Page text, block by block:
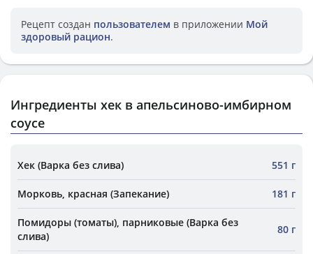
Рецепт создан пользователем в приложении Мой
здоровый рацион.
Ингредиенты хек в апельсиново-имбирном
соусе
Хек (Варка без слива) 551 г
Морковь, красная (Запекание) 181 г
Помидоры (томаты), парниковые (Варка без
слива)
80 г